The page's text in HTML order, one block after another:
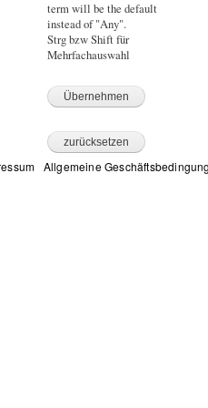
term will be the default
instead of "Any".
Strg bzw Shift für
Mehrfachauswahl
Allgemeine